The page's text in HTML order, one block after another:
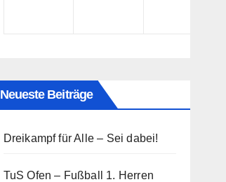
Neueste Beiträge
Dreikampf für Alle – Sei dabei!
TuS Ofen – Fußball 1. Herren